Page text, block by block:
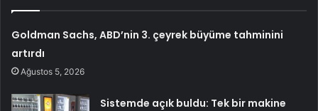
Goldman Sachs, ABD’nin 3. çeyrek büyüme tahminini
artırdı
Ağustos 5, 2026
Sistemde açık buldu: Tek bir makine